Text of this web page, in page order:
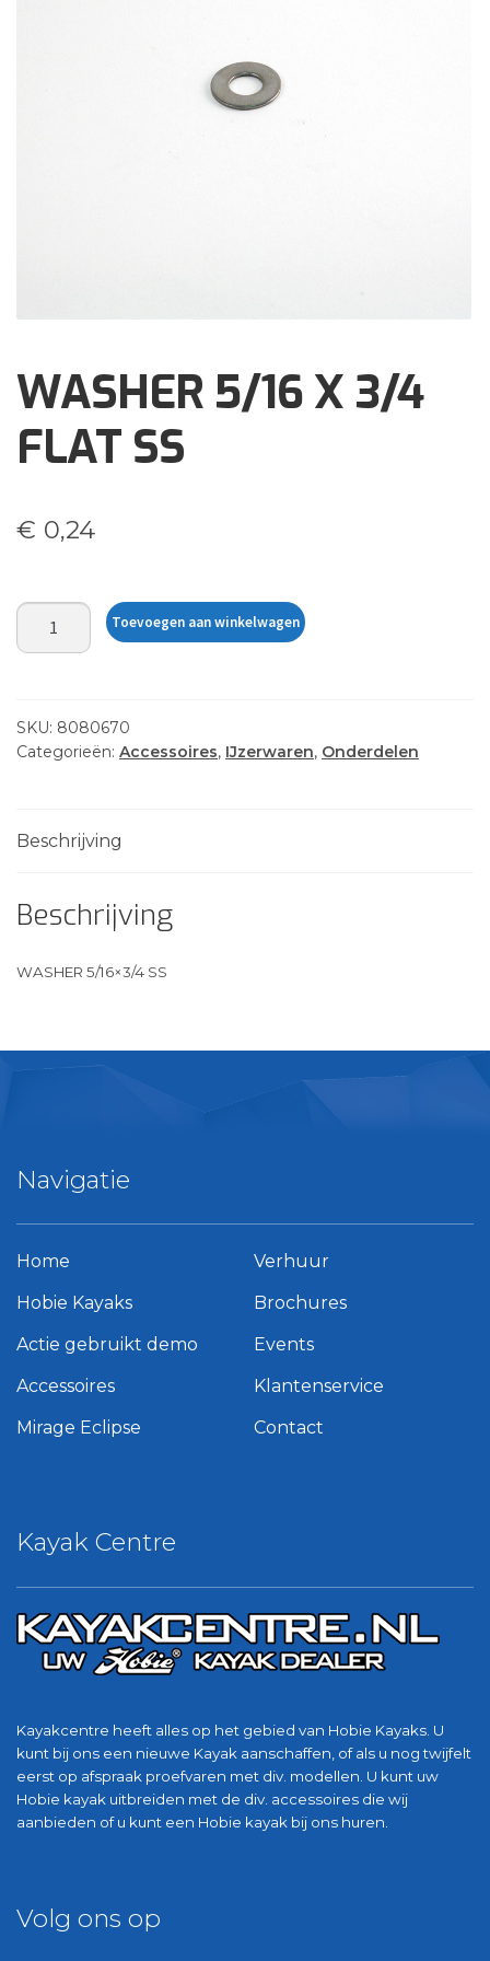
Events
WASHER 5/16 X 3/4
FLAT SS
€ 0,24
WASHER
5/16
FLAT
SS
Toevoegen aan winkelwagen
SKU: 8080670
Categorieën: Accessoires, IJzerwaren, Onderdelen
Beschrijving
Beschrijving
WASHER 5/16×3/4 SS
Kayak Centre
Kayakcentre heeft alles op het gebied van Hobie Kayaks. U
kunt bij ons een nieuwe Kayak aanschaffen, of als u nog twijfelt
eerst op afspraak proefvaren met div. modellen. U kunt uw
Hobie kayak uitbreiden met de div. accessoires die wij
aanbieden of u kunt een Hobie kayak bij ons huren.
Navigatie
Home
Hobie Kayaks
Actie gebruikt demo
Accessoires
Mirage Eclipse
Verhuur
Brochures
Events
Klantenservice
Contact
Volg ons op